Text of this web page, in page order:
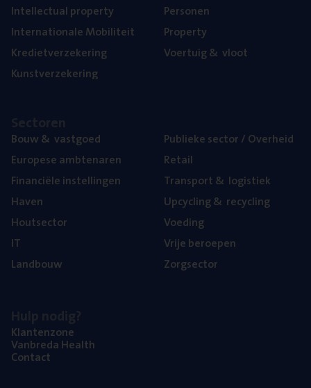
Intel­lec­tu­al property
Inter­na­ti­o­na­le Mobiliteit
Kre­diet­ver­ze­ke­ring
Kunst­ver­ze­ke­ring
Per­so­nen
Pro­per­ty
Voer­tuig& vloot
Bouw& vastgoed
Euro­pe­se ambtenaren
Finan­ci­ë­le instellingen
Haven
Hout­sec­tor
IT
Land­bouw
Publie­ke sec­tor / Overheid
Retail
Trans­port& logistiek
Upcy­cling& recycling
Voe­ding
Vrije beroe­pen
Zorg­sec­tor
Klan­ten­zo­ne
Van­b­re­da Health
Con­tact